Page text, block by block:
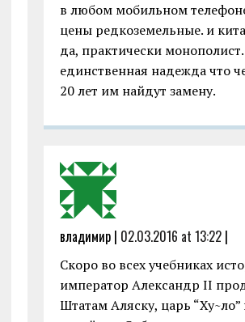
в любом мобильном
цены редкоземельные. и
да, практически монополист.
единственная надежда что
20 лет им найдут замену.
владимир | 02.03.2016 at 13:22|
Скоро во всех учебниках
император Александр II
Штатам Аляску, царь